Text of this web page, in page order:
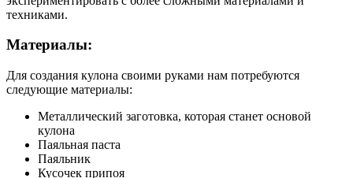
техниками.
Материалы:
Для создания кулона своими руками нам потребуются
следующие материалы:
Металлический заготовка, которая станет основой
кулона
Паяльная паста
Паяльник
Кусочек припоя